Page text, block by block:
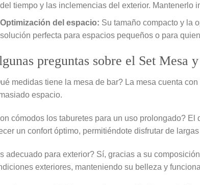
del tiempo y las inclemencias del exterior. Mantenerlo
Optimización del espacio: Su tamaño compacto y la
solución perfecta para espacios pequeños o para
preguntas sobre el Set Mesa
medidas tiene la mesa de bar? La mesa cuenta
espacio.
cómodos los taburetes para un uso prolongado?
un confort óptimo, permitiéndote disfrutar de
adecuado para exterior? Sí, gracias a su
exteriores, manteniendo su belleza y